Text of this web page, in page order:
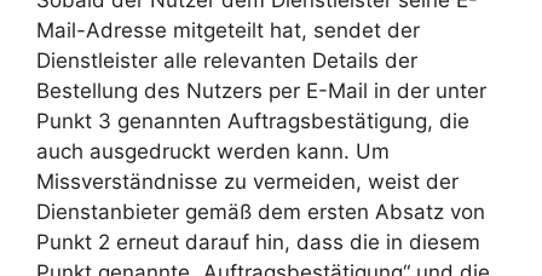
Mail-Adresse mitgeteilt hat, sendet der
Dienstleister alle relevanten Details der
Bestellung des Nutzers per E-Mail in der unter
Punkt 3 genannten Auftragsbestätigung, die
auch ausgedruckt werden kann. Um
Missverständnisse zu vermeiden, weist der
Dienstanbieter gemäß dem ersten Absatz von
Punkt 2 erneut darauf hin, dass die in diesem